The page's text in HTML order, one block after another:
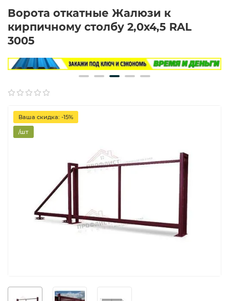
Ворота откатные Жалюзи к
кирпичному столбу 2,0х4,5 RAL
3005
Ваша скидка: -15%
/шт